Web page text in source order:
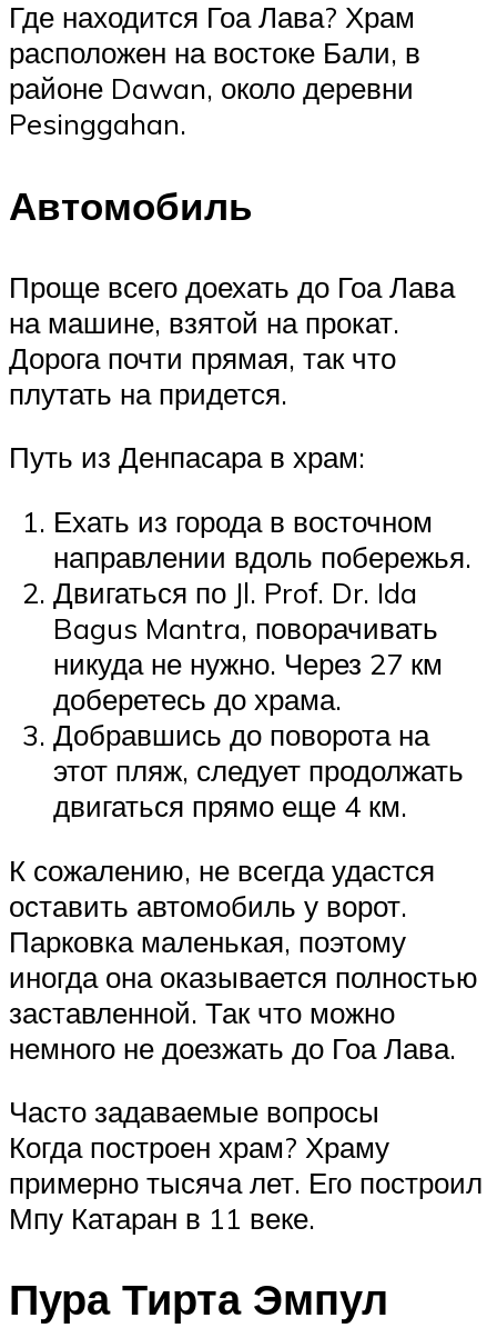
Где находится Гоа Лава? Храм
расположен на востоке Бали, в
районе Dawan, около деревни
Pesinggahan.
Автомобиль
Проще всего доехать до Гоа Лава
на машине, взятой на прокат.
Дорога почти прямая, так что
плутать на придется.
Путь из Денпасара в храм:
Ехать из города в восточном
направлении вдоль побережья.
Двигаться по Jl. Prof. Dr. Ida
Bagus Mantra, поворачивать
никуда не нужно. Через 27 км
доберетесь до храма.
Добравшись до поворота на
этот пляж, следует продолжать
двигаться прямо еще 4 км.
К сожалению, не всегда удастся
оставить автомобиль у ворот.
Парковка маленькая, поэтому
иногда она оказывается полностью
заставленной. Так что можно
немного не доезжать до Гоа Лава.
Часто задаваемые вопросы
Когда построен храм? Храму
примерно тысяча лет. Его построил
Мпу Катаран в 11 веке.
Пура Тирта Эмпул